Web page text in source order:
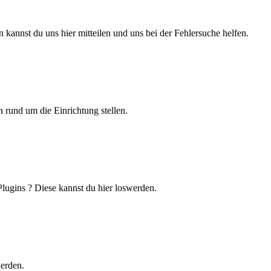
du uns hier mitteilen und uns bei der Fehlersuche helfen.
rund um die Einrichtung stellen.
? Diese kannst du hier loswerden.